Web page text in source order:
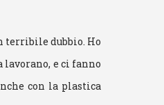
terribile dubbio. Ho
e ci fanno
con la plastica